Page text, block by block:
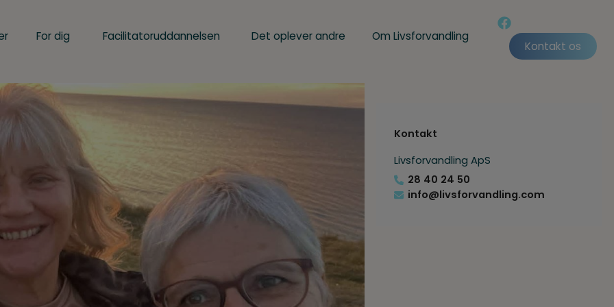
For dig Facilitatoruddannelsen Det oplever andre Om Livsforvandling
Kontakt os
Kontakt
Livsforvandling ApS
28 40 24 50
info@livsforvandling.com